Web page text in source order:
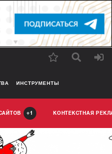
ИНСТРУМЕНТЫ
1 КОНТЕКСТНАЯ